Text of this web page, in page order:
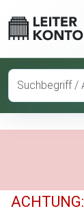
ACHTUNG: